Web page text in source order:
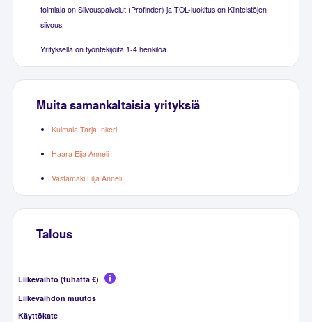
toimiala on Siivouspalvelut (Profinder) ja TOL-luokitus on Kiinteistöjen
siivous.
Yrityksellä on työntekijöitä 1-4 henkilöä.
Muita samankaltaisia yrityksiä
Kulmala Tarja Inkeri
Haara Eija Anneli
Vastamäki Lilja Anneli
Talous
Liikevaihto (tuhatta €)
Liikevaihdon muutos
Käyttökate